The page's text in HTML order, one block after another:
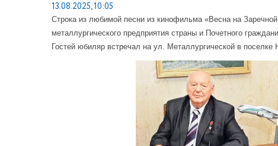
13.08.2025, 10:05
Строка из любимой песни из кинофильма «Весна на
металлургического предприятия страны и Почетного
Гостей юбиляр встречал на ул. Металлургической в поселке